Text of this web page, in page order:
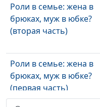
Роли в семье: жена в
брюках, муж в юбке?
(вторая часть)
Роли в семье: жена в
брюках, муж в юбке?
(первая часть)